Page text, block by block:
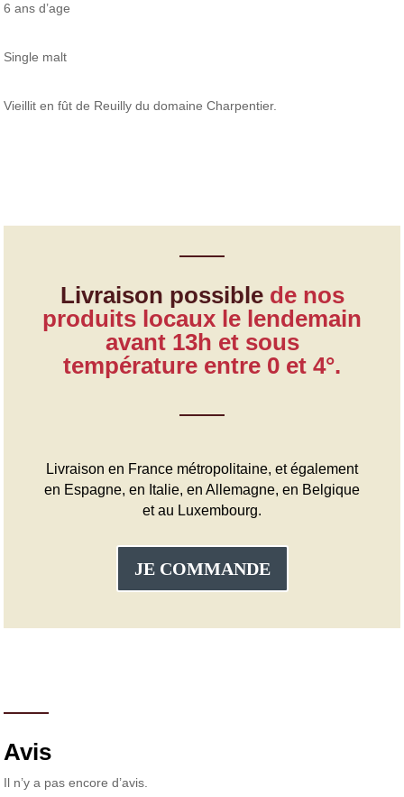
6 ans d’age
Single malt
Vieillit en fût de Reuilly du domaine Charpentier.
Livraison possible de nos
produits locaux le lendemain
avant 13h et sous
température entre 0 et 4°.
Livraison en France métropolitaine, et également
en Espagne, en Italie, en Allemagne, en Belgique
et au Luxembourg.
JE COMMANDE
Avis
Il n’y a pas encore d’avis.